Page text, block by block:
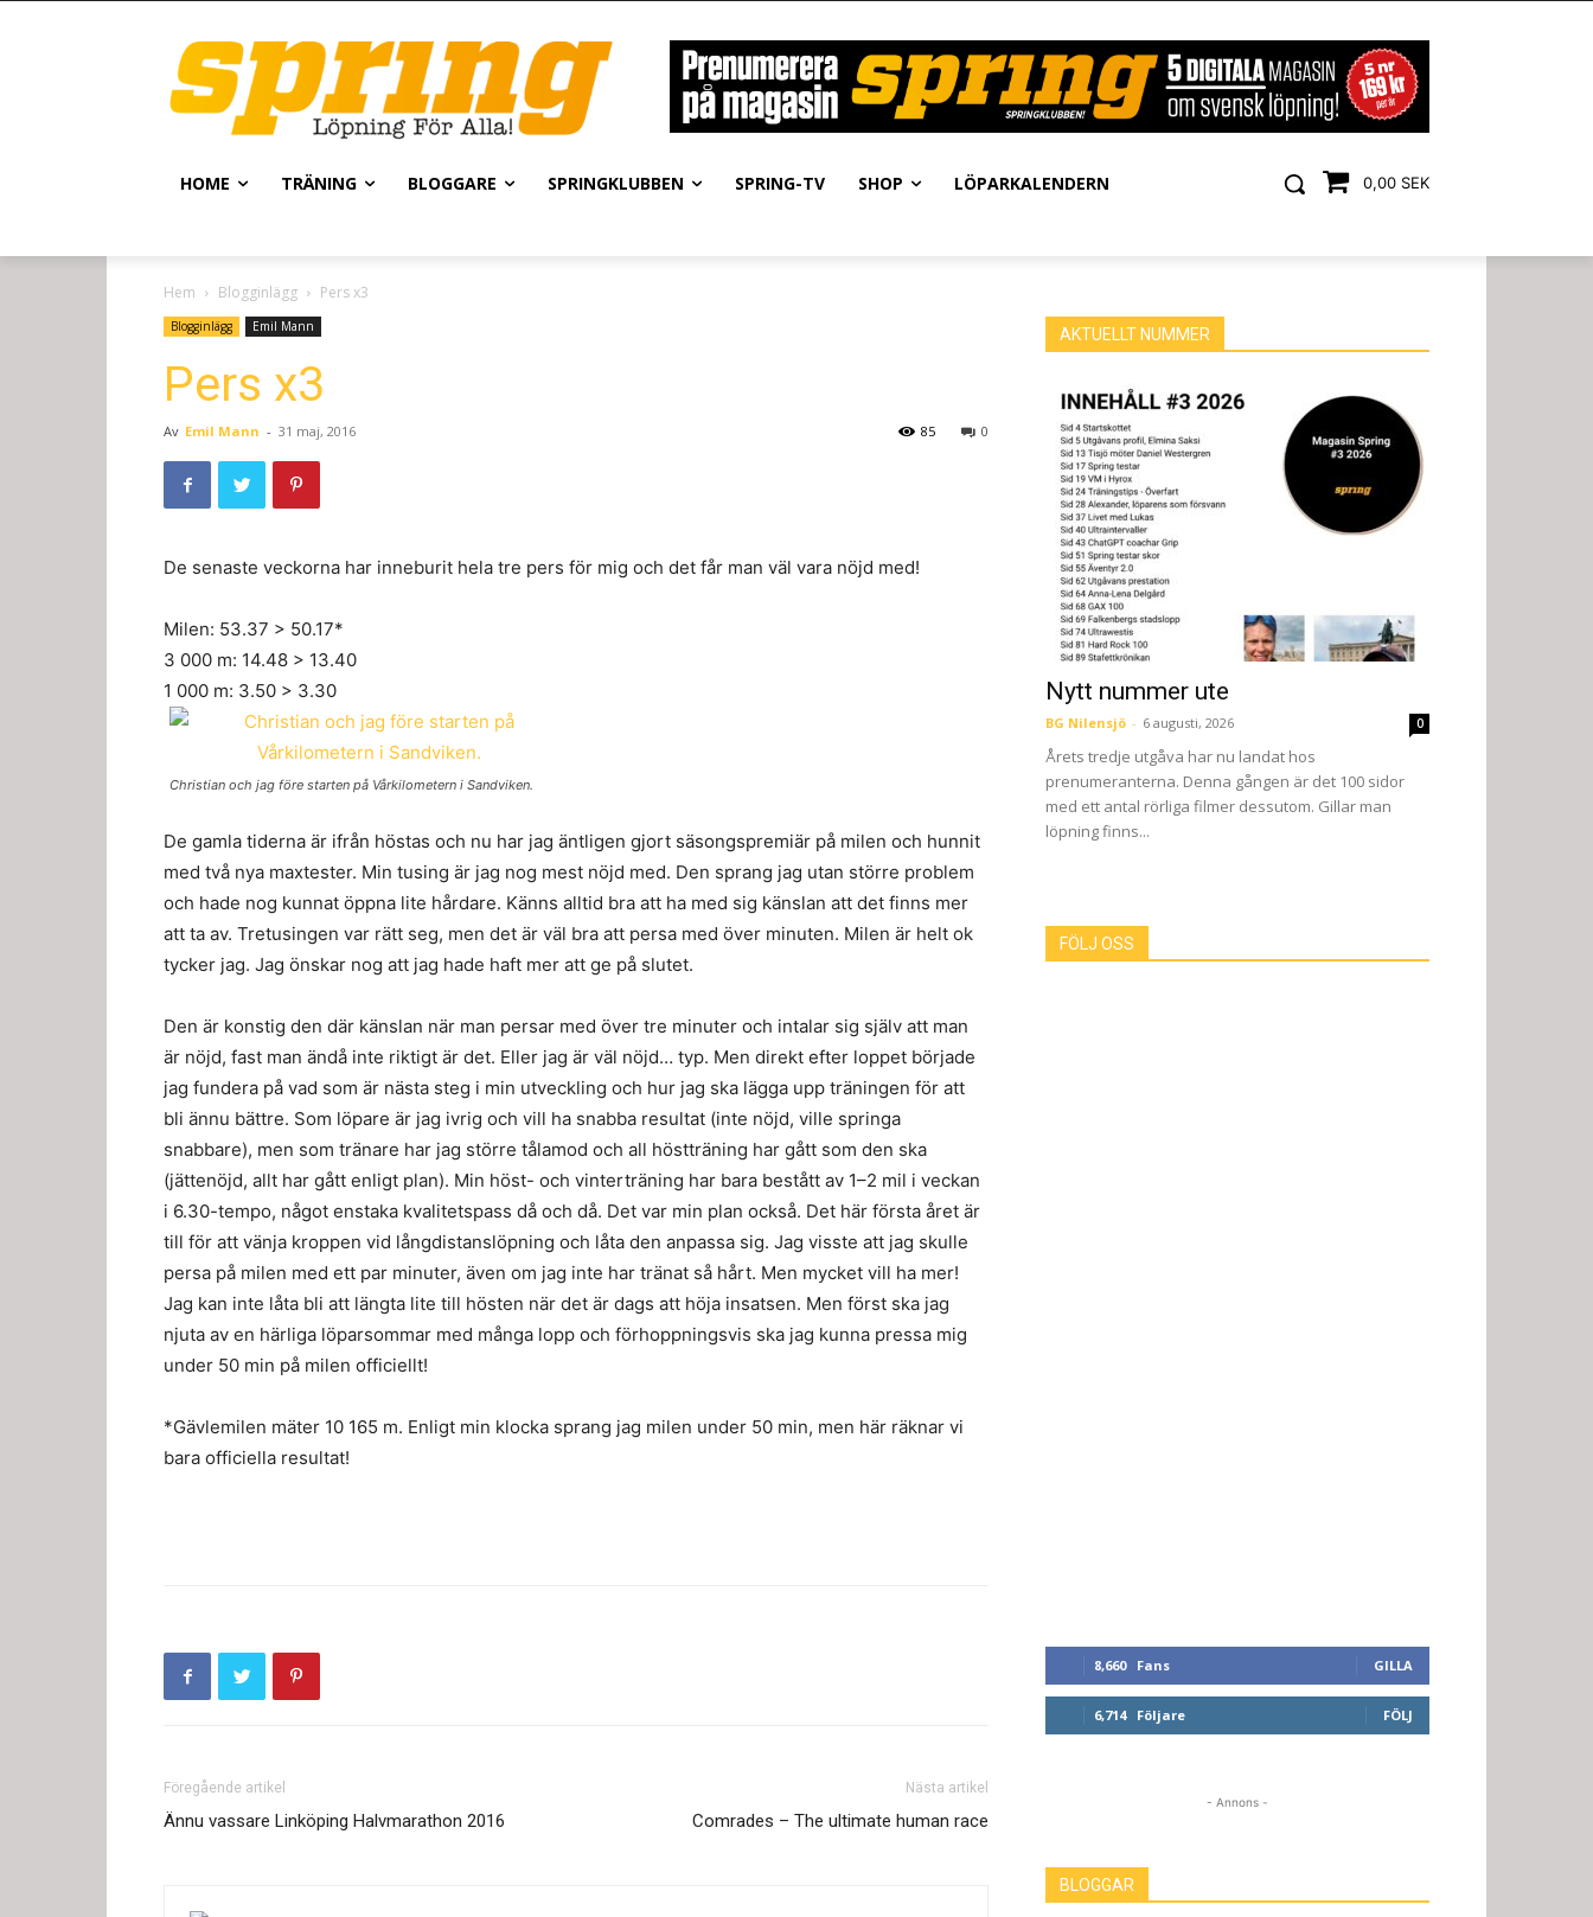
0,00 SEK
HOME TRÄNING BLOGGARE SPRINGKLUBBEN SPRING-TV SHOP LÖPARKALENDERN
Hem Blogginlägg Pers x3
Blogginlägg Emil Mann
Pers x3
Av Emil Mann - 31 maj, 2016 0
85
De senaste veckorna har inneburit hela tre pers för mig och det får man väl vara nöjd med!
Milen: 53.37 > 50.17*
3 000 m: 14.48 > 13.40
1 000 m: 3.50 > 3.30
Christian och jag före starten på Vårkilometern i Sandviken.
De gamla tiderna är ifrån höstas och nu har jag äntligen gjort säsongspremiär på milen och hunnit
med två nya maxtester. Min tusing är jag nog mest nöjd med. Den sprang jag utan större problem
och hade nog kunnat öppna lite hårdare. Känns alltid bra att ha med sig känslan att det finns mer
att ta av. Tretusingen var rätt seg, men det är väl bra att persa med över minuten. Milen är helt ok
tycker jag. Jag önskar nog att jag hade haft mer att ge på slutet.
Den är konstig den där känslan när man persar med över tre minuter och intalar sig själv att man
är nöjd, fast man ändå inte riktigt är det. Eller jag är väl nöjd… typ. Men direkt efter loppet började
jag fundera på vad som är nästa steg i min utveckling och hur jag ska lägga upp träningen för att
bli ännu bättre. Som löpare är jag ivrig och vill ha snabba resultat (inte nöjd, ville springa
snabbare), men som tränare har jag större tålamod och all höstträning har gått som den ska
(jättenöjd, allt har gått enligt plan). Min höst- och vinterträning har bara bestått av 1–2 mil i veckan
i 6.30-tempo, något enstaka kvalitetspass då och då. Det var min plan också. Det här första året är
till för att vänja kroppen vid långdistanslöpning och låta den anpassa sig. Jag visste att jag skulle
persa på milen med ett par minuter, även om jag inte har tränat så hårt. Men mycket vill ha mer!
Jag kan inte låta bli att längta lite till hösten när det är dags att höja insatsen. Men först ska jag
njuta av en härliga löparsommar med många lopp och förhoppningsvis ska jag kunna pressa mig
under 50 min på milen officiellt!
*Gävlemilen mäter 10 165 m. Enligt min klocka sprang jag milen under 50 min, men här räknar vi
bara officiella resultat!
Föregående artikel
Ännu vassare Linköping Halvmarathon 2016
Nästa artikel
Comrades – The ultimate human race
AKTUELLT NUMMER
Nytt nummer ute
BG Nilensjö - 6 augusti, 2026 0
Årets tredje utgåva har nu landat hos
prenumeranterna. Denna gången är det 100 sidor
med ett antal rörliga filmer dessutom. Gillar man
löpning finns...
FÖLJ OSS
8,660 Fans GILLA
6,714 Följare FÖLJ
- Annons -
BLOGGAR